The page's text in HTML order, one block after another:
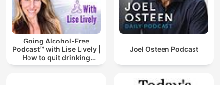
Going Alcohol-Free
Podcast™ with Lise Lively |
How to quit drinking
alcohol
Joel Osteen Podcast